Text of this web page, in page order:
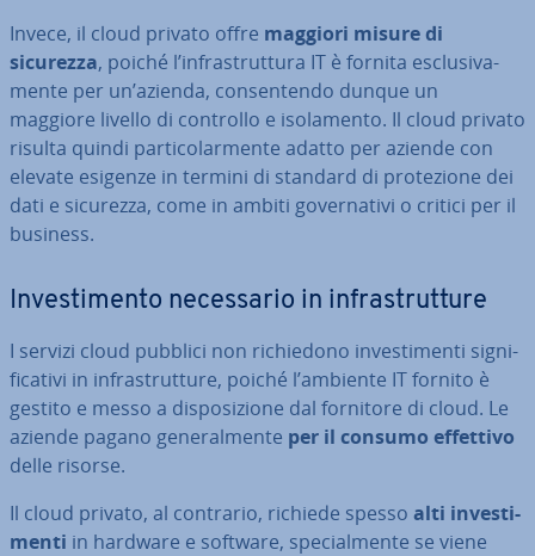
Invece, il cloud privato offre maggiori misure di
sicurezza, poiché l’in­fra­strut­tu­ra IT è fornita esclu­si­va­
men­te per un’azienda, con­sen­ten­do dunque un
maggiore livello di controllo e iso­la­men­to. Il cloud privato
risulta quindi par­ti­co­lar­men­te adatto per aziende con
elevate esigenze in termini di standard di pro­te­zio­ne dei
dati e sicurezza, come in ambiti go­ver­na­ti­vi o critici per il
business.
In­ve­sti­men­to ne­ces­sa­rio in in­fra­strut­tu­re
I servizi cloud pubblici non ri­chie­do­no in­ve­sti­men­ti si­gni­
fi­ca­ti­vi in in­fra­strut­tu­re, poiché l’ambiente IT fornito è
gestito e messo a di­spo­si­zio­ne dal fornitore di cloud. Le
aziende pagano ge­ne­ral­men­te per il consumo effettivo
delle risorse.
Il cloud privato, al contrario, richiede spesso alti in­ve­sti­
men­ti in hardware e software, spe­cial­men­te se viene